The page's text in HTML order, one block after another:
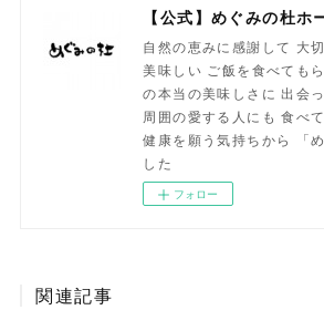
自然の恵みに感謝して 大
美味しい ご飯を食べても
の本当の美味しさに 出会
周囲の愛する人にも 食べ
健康を願う気持ちから 「
した
フォロー
関連記事